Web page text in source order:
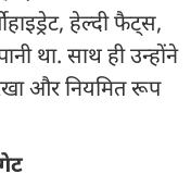
हेल्दी फैट्स,
था. साथ ही उन्होंने
और नियमित रूप